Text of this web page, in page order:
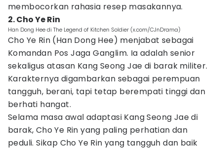
membocorkan rahasia resep masakannya.
2. Cho Ye Rin
Han Dong Hee di The Legend of Kitchen Soldier (x.com/CJnDrama)
Cho Ye Rin (Han Dong Hee) menjabat sebagai
Komandan Pos Jaga Ganglim. Ia adalah senior
sekaligus atasan Kang Seong Jae di barak militer.
Karakternya digambarkan sebagai perempuan
tangguh, berani, tapi tetap berempati tinggi dan
berhati hangat.
Selama masa awal adaptasi Kang Seong Jae di
barak, Cho Ye Rin yang paling perhatian dan
peduli. Sikap Cho Ye Rin yang tangguh dan baik